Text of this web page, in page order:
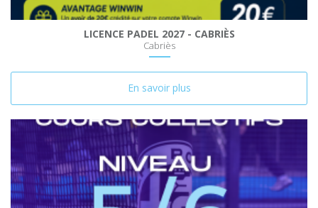
LICENCE PADEL 2027 - CABRIÈS
Cabriès
En savoir plus